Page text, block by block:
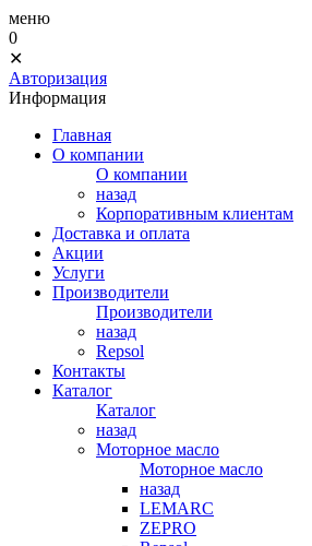
меню
0
✕
Авторизация
Информация
Главная
О компании
О компании
назад
Корпоративным клиентам
Доставка и оплата
Акции
Услуги
Производители
Производители
назад
Repsol
Контакты
Каталог
Каталог
назад
Моторное масло
Моторное масло
назад
LEMARC
ZEPRO